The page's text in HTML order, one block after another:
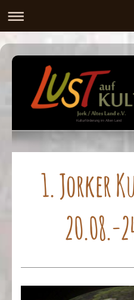
Kulturförderung im Alten Land
1. Jorker
20.08.-